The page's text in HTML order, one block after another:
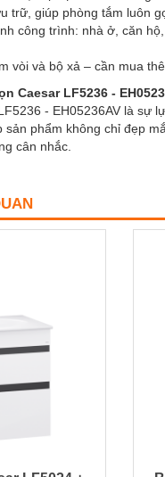
trữ, giúp phòng tắm luôn
công trình: nhà ở, căn
vòi và bộ xả – cần mua
Caesar LF5236 -
- EH05236AV là sự
phẩm không chỉ đẹp
cân nhắc.